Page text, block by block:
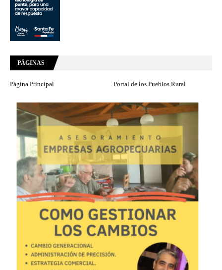
PÁGINAS
Página Principal Portal de los Pueblos Rural